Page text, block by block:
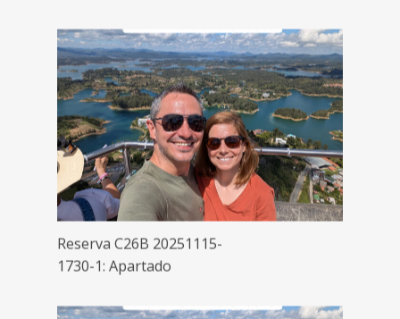
Reserva C26B 20251115-
1730-1: Apartado